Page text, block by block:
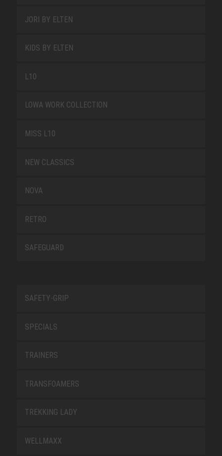
JORI BY ELTEN
KIDS BY ELTEN
L10
LOWA WORK COLLECTION
MISS L10
NEW CLASSICS
NOVA
RETRO
SAFEGUARD
SAFETY-GRIP
SPECIALS
TRAINERS
TRANSFOAMERS
TREKKING LADY
WELLMAXX